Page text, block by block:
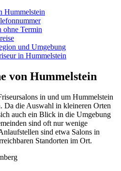
Hummelstein
ohne Termin
und Umgebung
in Hummelstein
von Hummelstein
in und um Hummelstein
Da die Auswahl in kleineren Orten
auch ein Blick in die Umgebung
sind oft nur wenige
sind etwa Salons in
Standorten im Ort.